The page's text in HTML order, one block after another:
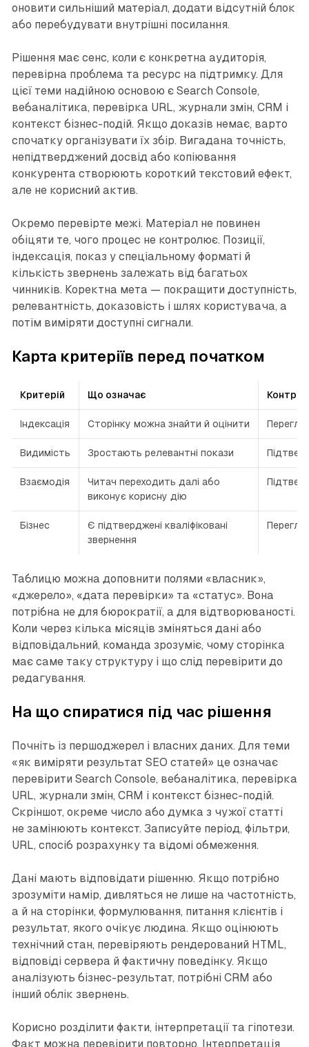
оновити сильніший матеріал, додати відсутній блок
або перебудувати внутрішні посилання.
Рішення має сенс, коли є конкретна аудиторія,
перевірна проблема та ресурс на підтримку. Для
цієї теми надійною основою є Search Console,
вебаналітика, перевірка URL, журнали змін, CRM і
контекст бізнес-подій. Якщо доказів немає, варто
спочатку організувати їх збір. Вигадана точність,
непідтверджений досвід або копіювання
конкурента створюють короткий текстовий ефект,
але не корисний актив.
Окремо перевірте межі. Матеріал не повинен
обіцяти те, чого процес не контролює. Позиції,
індексація, показ у спеціальному форматі й
кількість звернень залежать від багатьох
чинників. Коректна мета — покращити доступність,
релевантність, доказовість і шлях користувача, а
потім виміряти доступні сигнали.
Карта критеріїв перед початком
Критерій Що означає
Індексація Сторінку можна знайти й оцінити
Видимість Зростають релевантні покази
Взаємодія
Читач переходить далі або
виконує корисну дію
Бізнес
Є підтверджені кваліфіковані
звернення
Таблицю можна доповнити полями «власник»,
«джерело», «дата перевірки» та «статус». Вона
потрібна не для бюрократії, а для відтворюваності.
Коли через кілька місяців зміняться дані або
відповідальний, команда зрозуміє, чому сторінка
має саме таку структуру і що слід перевірити до
редагування.
На що спиратися під час рішення
Почніть із першоджерел і власних даних. Для теми
«як виміряти результат SEO статей» це означає
перевірити Search Console, вебаналітика, перевірка
URL, журнали змін, CRM і контекст бізнес-подій.
Скріншот, окреме число або думка з чужої статті
не замінюють контекст. Записуйте період, фільтри,
URL, спосіб розрахунку та відомі обмеження.
Дані мають відповідати рішенню. Якщо потрібно
зрозуміти намір, дивляться не лише на частотність,
а й на сторінки, формулювання, питання клієнтів і
результат, якого очікує людина. Якщо оцінюють
технічний стан, перевіряють рендерований HTML,
відповіді сервера й фактичну поведінку. Якщо
аналізують бізнес-результат, потрібні CRM або
інший облік звернень.
Корисно розділити факти, інтерпретації та гіпотези.
Факт можна перевірити повторно. Інтерпретація